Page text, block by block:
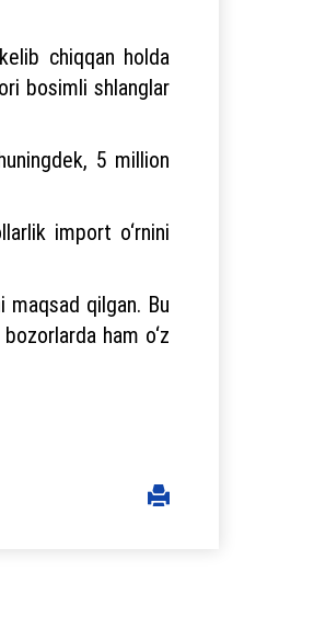
chiqqan holda
bosimli shlanglar
5 million
import o‘rnini
maqsad qilgan. Bu
ham o‘z